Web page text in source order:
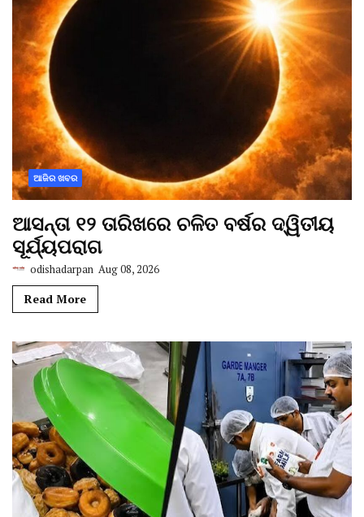
ଆଜିର ଖବର
ଆସନ୍ତା ୧୨ ତାରିଖରେ ଚଳିତ ବର୍ଷର ଦ୍ୱିତୀୟ
ସୂର୍ଯ୍ୟପରାଗ
odishadarpan Aug 08, 2026
Read More